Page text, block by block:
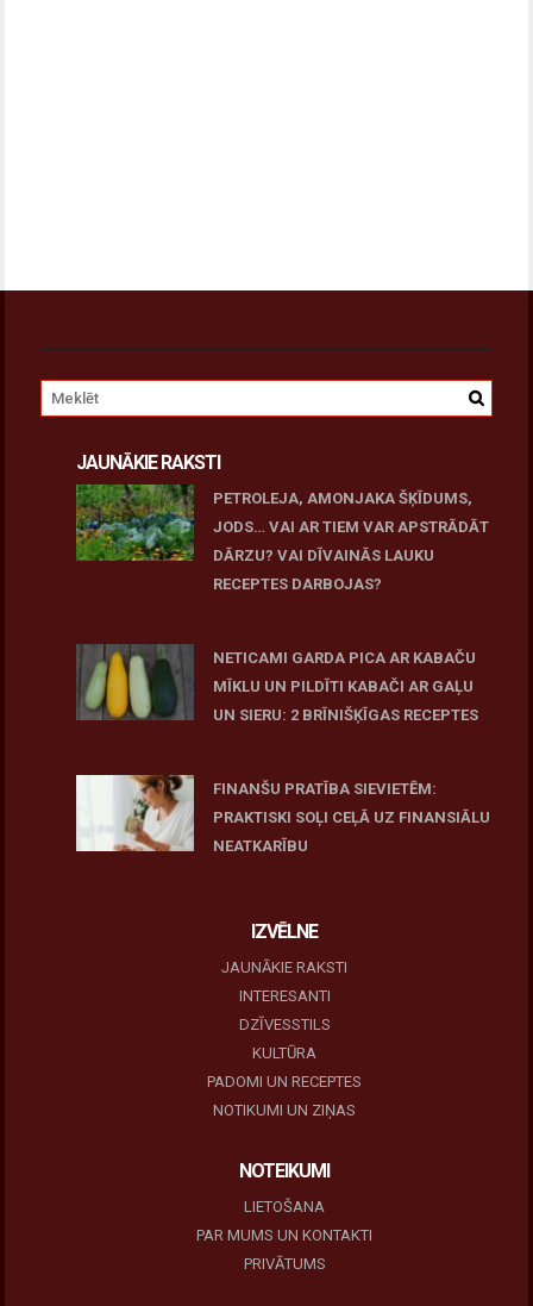
JAUNĀKIE RAKSTI
PETROLEJA, AMONJAKA ŠĶĪDUMS,
JODS… VAI AR TIEM VAR APSTRĀDĀT
DĀRZU? VAI DĪVAINĀS LAUKU
RECEPTES DARBOJAS?
NETICAMI GARDA PICA AR KABAČU
MĪKLU UN PILDĪTI KABAČI AR GAĻU
UN SIERU: 2 BRĪNIŠĶĪGAS RECEPTES
FINANŠU PRATĪBA SIEVIETĒM:
PRAKTISKI SOĻI CEĻĀ UZ FINANSIĀLU
NEATKARĪBU
IZVĒLNE
JAUNĀKIE RAKSTI
INTERESANTI
DZĪVESSTILS
KULTŪRA
PADOMI UN RECEPTES
NOTIKUMI UN ZIŅAS
NOTEIKUMI
LIETOŠANA
PAR MUMS UN KONTAKTI
PRIVĀTUMS